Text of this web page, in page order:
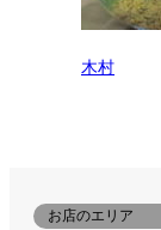
木村
お店のエリア